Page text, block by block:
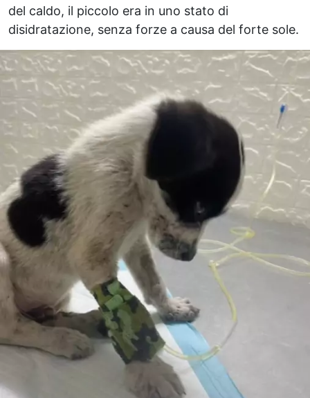
del caldo, il piccolo era in uno stato di
disidratazione, senza forze a causa del forte sole.